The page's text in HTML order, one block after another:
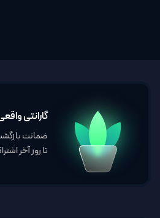
گارانتی
ضمانت
تا روز آخر